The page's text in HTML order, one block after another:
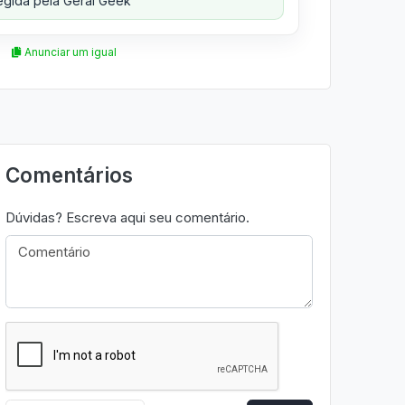
Anunciar um igual
Comentários
Dúvidas? Escreva aqui seu comentário.